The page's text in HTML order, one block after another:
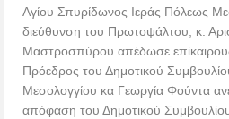
Αγίου Σπυρίδωνος Ιεράς Πόλεως
διεύθυνση του Πρωτοψάλτου, κ.
Μαστροσπύρου απέδωσε
Πρόεδρος του Δημοτικού
Μεσολογγίου κα Γεωργία Φούντα
απόφαση του Δημοτικού